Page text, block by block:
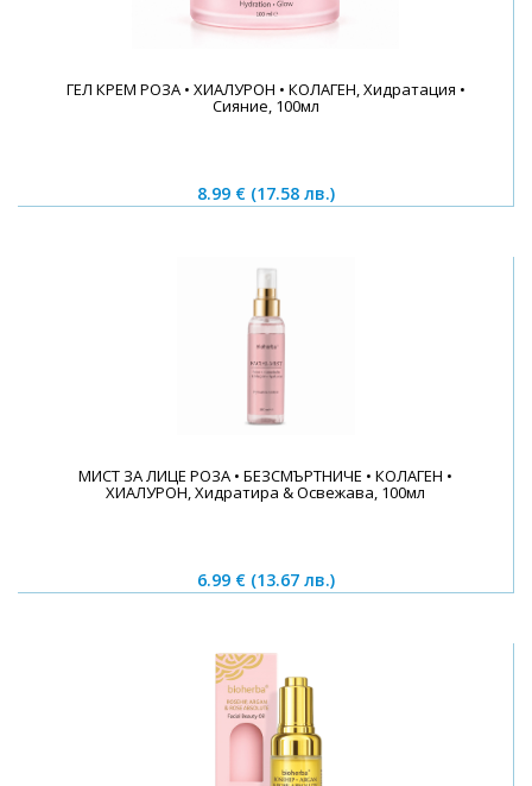
ГЕЛ КРЕМ РОЗА • ХИАЛУРОН • КОЛАГЕН, Хидратация •
Сияние, 100мл
8.99 € (17.58 лв.)
МИСТ ЗА ЛИЦЕ РОЗА • БЕЗСМЪРТНИЧЕ • КОЛАГЕН •
ХИАЛУРОН, Хидратира & Освежава, 100мл
6.99 € (13.67 лв.)